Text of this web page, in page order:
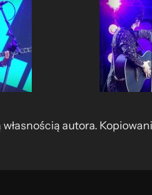
własnością autora.